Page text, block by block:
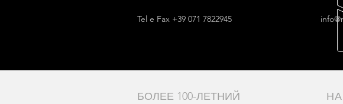
Tel e Fax +39 071 7822945
БОЛЕЕ 100-ЛЕТНИЙ